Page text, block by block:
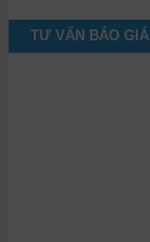
TƯ VẤN BÁO GIÁ